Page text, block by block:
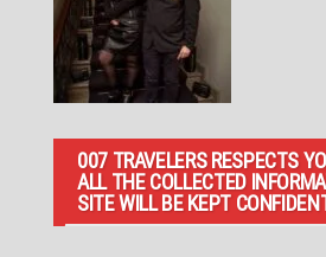
007 TRAVELERS RESPECTS
ALL THE COLLECTED
SITE WILL BE KEPT